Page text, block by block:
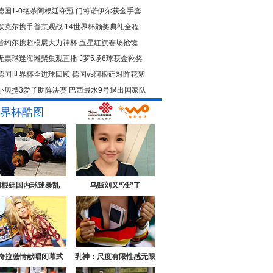
国1-0绝杀阿根廷夺冠 门将诺伊尔获金手套
克尔携手普京观战 14世界杯颁奖典礼全程
约尔携超模展大力神杯 五星红旗赛场抢镜
票球迷海滩聚集观直播 J罗5场6球获金靴奖
国世界杯全进球回顾 德国vs阿根廷对阵花絮
贝携3爱子助阵决赛 巴西最水9号退出国家队
杯酷图
廷国内球迷暴乱 乌贼刘又“准”了
拉激情献唱闭幕式 乳神：尺度有限性感无限